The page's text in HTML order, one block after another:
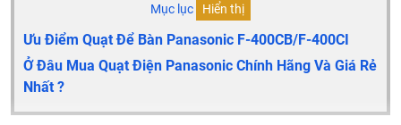
Mục lục Hiển thị
Ưu Điểm Quạt Để Bàn Panasonic F-400CB/F-400CI
Ở Đâu Mua Quạt Điện Panasonic Chính Hãng Và Giá Rẻ
Nhất ?